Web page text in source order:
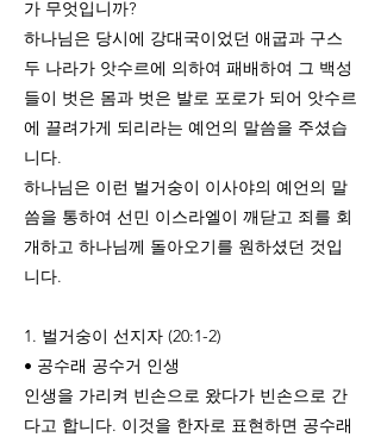
가 무엇입니까?
하나님은 당시에 강대국이었던 애굽과 구스
두 나라가 앗수르에 의하여 패배하여 그 백성
들이 벗은 몸과 벗은 발로 포로가 되어 앗수르
에 끌려가게 되리라는 예언의 말씀을 주셨습
니다.
하나님은 이런 벌거숭이 이사야의 예언의 말
씀을 통하여 선민 이스라엘이 깨닫고 죄를 회
개하고 하나님께 돌아오기를 원하셨던 것입
니다.
1. 벌거숭이 선지자 (20:1-2)
• 공수래 공수거 인생
인생을 가리켜 빈손으로 왔다가 빈손으로 간
다고 합니다. 이것을 한자로 표현하면 공수래